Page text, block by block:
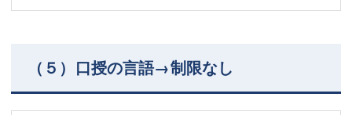
（５）口授の言語→制限なし